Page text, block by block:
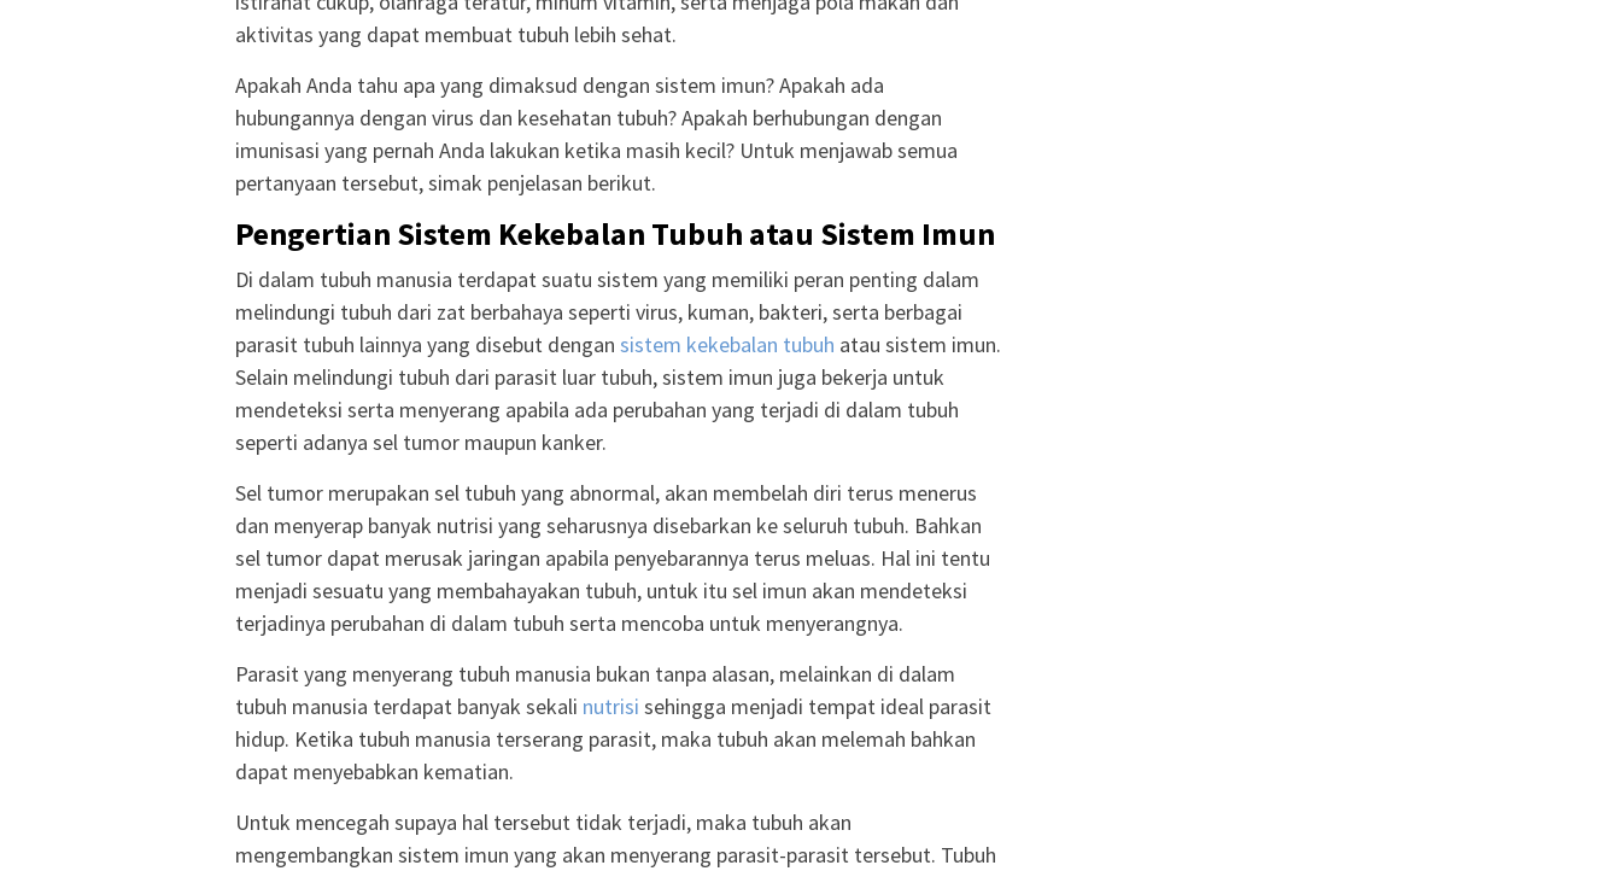
aktivitas yang dapat membuat tubuh lebih sehat.
Apakah Anda tahu apa yang dimaksud dengan sistem imun? Apakah ada
hubungannya dengan virus dan kesehatan tubuh? Apakah berhubungan dengan
imunisasi yang pernah Anda lakukan ketika masih kecil? Untuk menjawab semua
pertanyaan tersebut, simak penjelasan berikut.
Pengertian Sistem Kekebalan Tubuh atau Sistem Imun
Di dalam tubuh manusia terdapat suatu sistem yang memiliki peran penting dalam
melindungi tubuh dari zat berbahaya seperti virus, kuman, bakteri, serta berbagai
parasit tubuh lainnya yang disebut dengan sistem kekebalan tubuh atau sistem imun.
Selain melindungi tubuh dari parasit luar tubuh, sistem imun juga bekerja untuk
mendeteksi serta menyerang apabila ada perubahan yang terjadi di dalam tubuh
seperti adanya sel tumor maupun kanker.
Sel tumor merupakan sel tubuh yang abnormal, akan membelah diri terus menerus
dan menyerap banyak nutrisi yang seharusnya disebarkan ke seluruh tubuh. Bahkan
sel tumor dapat merusak jaringan apabila penyebarannya terus meluas. Hal ini tentu
menjadi sesuatu yang membahayakan tubuh, untuk itu sel imun akan mendeteksi
terjadinya perubahan di dalam tubuh serta mencoba untuk menyerangnya.
Parasit yang menyerang tubuh manusia bukan tanpa alasan, melainkan di dalam
tubuh manusia terdapat banyak sekali nutrisi sehingga menjadi tempat ideal parasit
hidup. Ketika tubuh manusia terserang parasit, maka tubuh akan melemah bahkan
dapat menyebabkan kematian.
Untuk mencegah supaya hal tersebut tidak terjadi, maka tubuh akan
mengembangkan sistem imun yang akan menyerang parasit-parasit tersebut. Tubuh